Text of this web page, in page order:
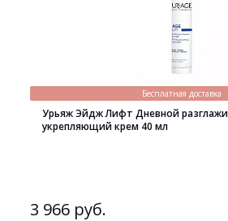
Бесплатная доставка
Урьяж Эйдж Лифт Дневной
укрепляющий крем 40 мл
3 966 руб.